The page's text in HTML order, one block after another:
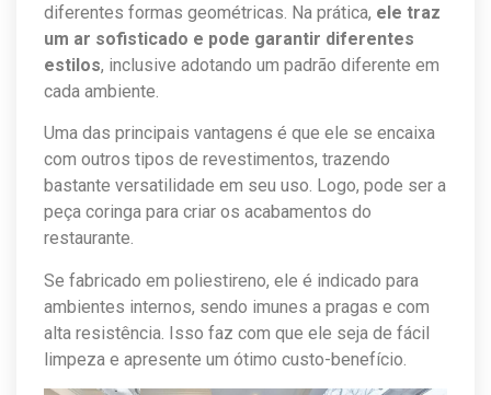
diferentes formas geométricas. Na prática, ele traz
um ar sofisticado e pode garantir diferentes
estilos, inclusive adotando um padrão diferente em
cada ambiente.
Uma das principais vantagens é que ele se encaixa
com outros tipos de revestimentos, trazendo
bastante versatilidade em seu uso. Logo, pode ser a
peça coringa para criar os acabamentos do
restaurante.
Se fabricado em poliestireno, ele é indicado para
ambientes internos, sendo imunes a pragas e com
alta resistência. Isso faz com que ele seja de fácil
limpeza e apresente um ótimo custo-benefício.